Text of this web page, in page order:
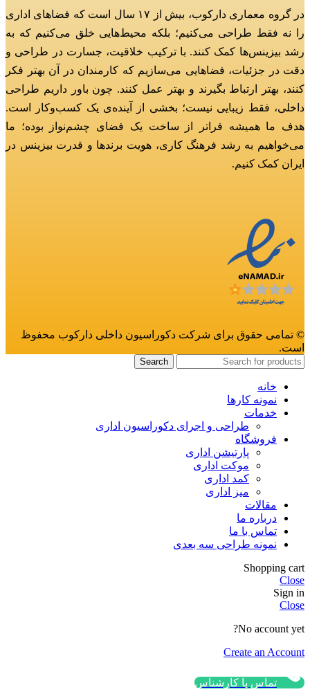
در گروه معماری دارکوب، بیش از ۱۷ سال است که فضاهای اداری
را نه فقط طراحی می‌کنیم؛ بلکه محیط‌هایی خلق می‌کنیم که به
رشد بیزینس‌ها کمک کنند. با ترکیب خلاقیت، جسارت در طراحی و
دقت در جزئیات، فضاهایی می‌سازیم که کارمندان در آن بهتر فکر
کنند، بهتر ارتباط بگیرند و بهتر عمل کنند. چون باور داریم طراحی
داخلی، فقط زیبایی نیست؛ بخشی از آینده‌ی یک کسب‌وکار است.
هدف ما همیشه فراتر از ساخت یک فضای چشم‌نواز بوده؛ ما
می‌خواهیم به رشد فرهنگ کاری، هویت برندها و قدرت بیزینس در
ایران کمک کنیم.
© تمامی حقوق برای شرکت دکوراسیون داخلی دارکوب محفوظ
است.
Search
خانه
نمونه کارها
خدمات
طراحی و اجرای دکوراسیون اداری
فروشگاه
پارتیشن اداری
موکت اداری
کمد اداری
میز اداری
مقالات
درباره ما
تماس با ما
نمونه طراحی سه بعدی
Shopping cart
Close
Sign in
Close
No account yet?
Create an Account
تماس با کارشناس